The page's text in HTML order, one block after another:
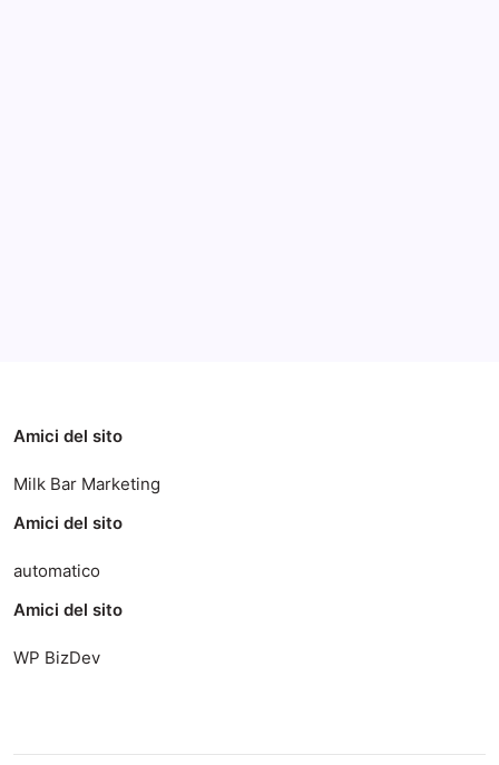
Amici del sito
Milk Bar Marketing
Amici del sito
automatico
Amici del sito
WP BizDev